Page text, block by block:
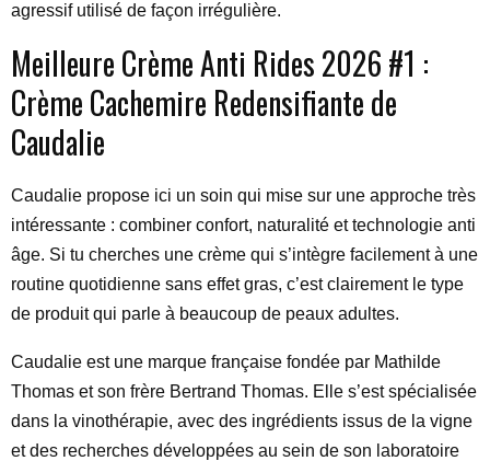
agressif utilisé de façon irrégulière.
Meilleure Crème Anti Rides 2026 #1 :
Crème Cachemire Redensifiante de
Caudalie
Caudalie propose ici un soin qui mise sur une approche très
intéressante : combiner confort, naturalité et technologie anti
âge. Si tu cherches une crème qui s’intègre facilement à une
routine quotidienne sans effet gras, c’est clairement le type
de produit qui parle à beaucoup de peaux adultes.
Caudalie est une marque française fondée par Mathilde
Thomas et son frère Bertrand Thomas. Elle s’est spécialisée
dans la vinothérapie, avec des ingrédients issus de la vigne
et des recherches développées au sein de son laboratoire